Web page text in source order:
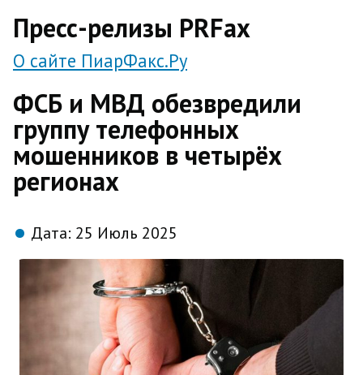
Пресс-релизы PRFax
О сайте ПиарФакс.Ру
ФСБ и МВД обезвредили
группу телефонных
мошенников в четырёх
регионах
Дата: 25 Июль 2025